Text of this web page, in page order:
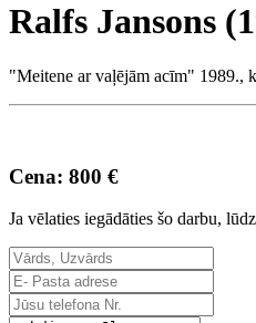
Ralfs Jansons
"Meitene ar vaļējām acīm" 1989.,
Cena: 800 €
Ja vēlaties iegādāties šo darbu,